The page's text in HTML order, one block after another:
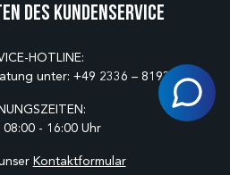
des Kundenservice
HOTLINE:
unter: +49 2336 – 8193175
- 16:00 Uhr
Kontaktformular